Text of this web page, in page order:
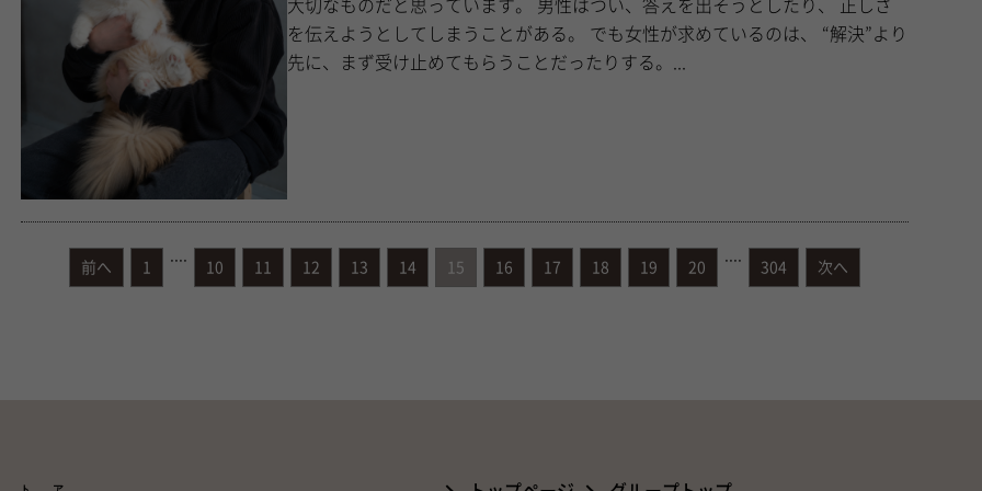
大切なものだと思っています。 男性はつい、答えを出そうとしたり、 正しさ
を伝えようとしてしまうことがある。 でも女性が求めているのは、 “解決”より
先に、まず受け止めてもらうことだったりする。...
前へ 1 10 11 12 13 14 15 16 17 18 19 20 304 次へ